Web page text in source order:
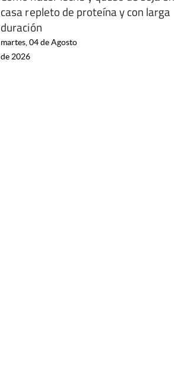
casa repleto de proteína y con larga
duración
martes, 04 de Agosto
de 2026